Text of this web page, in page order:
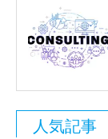
人気記事